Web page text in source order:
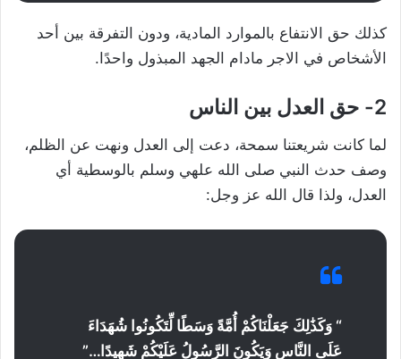
كذلك حق الانتفاع بالموارد المادية، ودون التفرقة بين أحد
الأشخاص في الاجر مادام الجهد المبذول واحدًا.
2- حق العدل بين الناس
لما كانت شريعتنا سمحة، دعت إلى العدل ونهت عن الظلم،
وصف حدث النبي صلى الله علهي وسلم بالوسطية أي
العدل، ولذا قال الله عز وجل:
“ وَكَذَٰلِكَ جَعَلْنَاكُمْ أُمَّةً وَسَطًا لِّتَكُونُوا شُهَدَاءَ
عَلَى النَّاسِ وَيَكُونَ الرَّسُولُ عَلَيْكُمْ شَهِيدًا…”